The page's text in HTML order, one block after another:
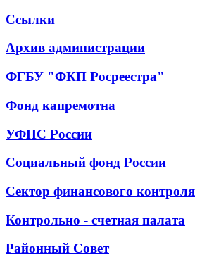
Ссылки
Архив администрации
ФГБУ "ФКП Росреестра"
Фонд капремотна
УФНС России
Социальный фонд России
Сектор финансового контроля
Контрольно - счетная палата
Районный Совет